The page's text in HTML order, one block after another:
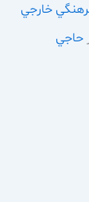
خارجي
حاجي